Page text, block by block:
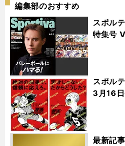
編集部のおすすめ
スポル
特集号
スポル
3月16
最新記